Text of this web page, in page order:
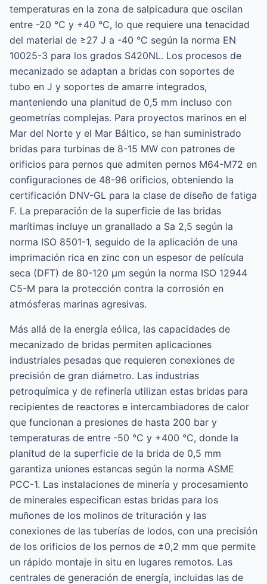
temperaturas en la zona de salpicadura que oscilan
entre -20 °C y +40 °C, lo que requiere una tenacidad
del material de ≥27 J a -40 °C según la norma EN
10025-3 para los grados S420NL. Los procesos de
mecanizado se adaptan a bridas con soportes de
tubo en J y soportes de amarre integrados,
manteniendo una planitud de 0,5 mm incluso con
geometrías complejas. Para proyectos marinos en el
Mar del Norte y el Mar Báltico, se han suministrado
bridas para turbinas de 8-15 MW con patrones de
orificios para pernos que admiten pernos M64-M72 en
configuraciones de 48-96 orificios, obteniendo la
certificación DNV-GL para la clase de diseño de fatiga
F. La preparación de la superficie de las bridas
marítimas incluye un granallado a Sa 2,5 según la
norma ISO 8501-1, seguido de la aplicación de una
imprimación rica en zinc con un espesor de película
seca (DFT) de 80-120 μm según la norma ISO 12944
C5-M para la protección contra la corrosión en
atmósferas marinas agresivas.
Más allá de la energía eólica, las capacidades de
mecanizado de bridas permiten aplicaciones
industriales pesadas que requieren conexiones de
precisión de gran diámetro. Las industrias
petroquímica y de refinería utilizan estas bridas para
recipientes de reactores e intercambiadores de calor
que funcionan a presiones de hasta 200 bar y
temperaturas de entre -50 °C y +400 °C, donde la
planitud de la superficie de la brida de 0,5 mm
garantiza uniones estancas según la norma ASME
PCC-1. Las instalaciones de minería y procesamiento
de minerales especifican estas bridas para los
muñones de los molinos de trituración y las
conexiones de las tuberías de lodos, con una precisión
de los orificios de los pernos de ±0,2 mm que permite
un rápido montaje in situ en lugares remotos. Las
centrales de generación de energía, incluidas las de